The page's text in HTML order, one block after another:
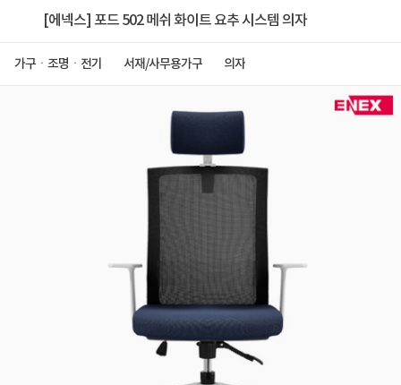
[에넥스] 포드 502 메쉬 화이트 요추 시스템 의자
가구ㆍ조명ㆍ전기 서재/사무용가구 의자